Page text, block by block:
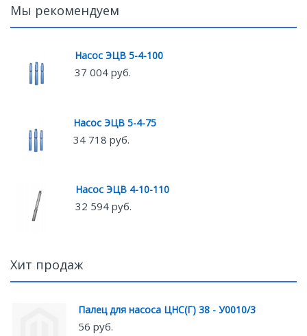
Мы рекомендуем
Насос ЭЦВ 5-4-100
37 004 руб.
Насос ЭЦВ 5-4-75
34 718 руб.
Насос ЭЦВ 4-10-110
32 594 руб.
Хит продаж
Палец для насоса ЦНС(Г) 38 - У0010/3
56 руб.